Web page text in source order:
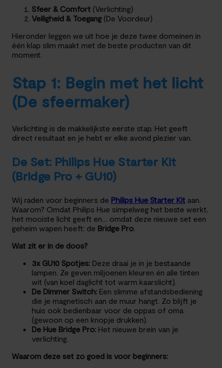
Sfeer & Comfort (Verlichting)
Veiligheid & Toegang (De Voordeur)
Hieronder leggen we uit hoe je deze twee domeinen in
één klap slim maakt met de beste producten van dit
moment.
Stap 1: Begin met het licht
(De sfeermaker)
Verlichting is de makkelijkste eerste stap. Het geeft
direct resultaat en je hebt er elke avond plezier van.
De Set: Philips Hue Starter Kit
(Bridge Pro + GU10)
Wij raden voor beginners de Philips Hue Starter Kit aan.
Waarom? Omdat Philips Hue simpelweg het beste werkt,
het mooiste licht geeft en… omdat deze nieuwe set een
geheim wapen heeft: de Bridge Pro.
Wat zit er in de doos?
3x GU10 Spotjes: Deze draai je in je bestaande
lampen. Ze geven miljoenen kleuren én alle tinten
wit (van koel daglicht tot warm kaarslicht).
De Dimmer Switch: Een slimme afstandsbediening
die je magnetisch aan de muur hangt. Zo blijft je
huis ook bedienbaar voor de oppas of oma
(gewoon op een knopje drukken).
De Hue Bridge Pro: Het nieuwe brein van je
verlichting.
Waarom deze set zo goed is voor beginners: